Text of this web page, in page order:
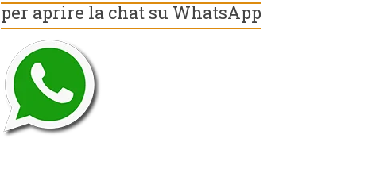
per aprire la chat su WhatsApp